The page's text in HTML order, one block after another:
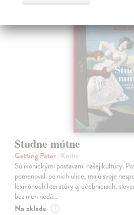
Studne mútne
Getting Peter| Kniha
Sú ikonickými postavami našej kultúry.
pomenovali po nich ulice, majú svoje
lexikónoch literatúry aj učebniciach,
bez nich nedá…
Na sklade ?